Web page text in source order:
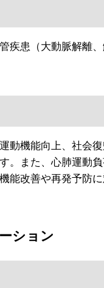
疾患（大動脈解離
動機能向上、社会
。また、心肺運動
能改善や再発予防
ション